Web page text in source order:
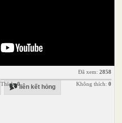
liên kết hỏng
Đã xem: 2858
Thích:0 Không thích: 0